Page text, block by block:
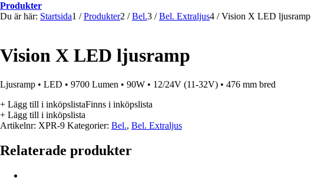
Produkter
Du är här: Startsida1 / Produkter2 / Bel.3 / Bel. Extraljus4 / Vision X LED ljusramp
Vision X LED ljusramp
Ljusramp • LED • 9700 Lumen • 90W • 12/24V (11-32V) • 476 mm bred
+ Lägg till i inköpslistaFinns i inköpslista
+ Lägg till i inköpslista
Artikelnr: XPR-9 Kategorier: Bel., Bel. Extraljus
Relaterade produkter